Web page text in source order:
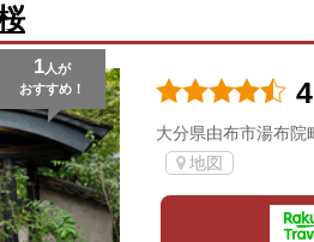
1人が
おすすめ！
大分県由布市湯布院
地図